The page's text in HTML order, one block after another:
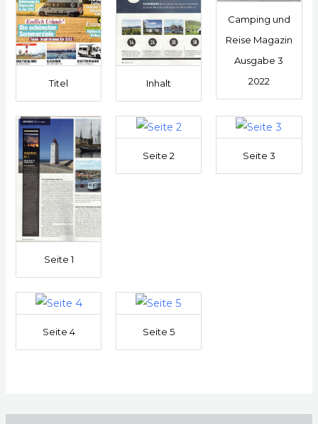
Titel Inhalt
Camping und
Reise Magazin
Ausgabe 3
2022
Seite 1
Seite 2 Seite 3
Seite 4 Seite 5